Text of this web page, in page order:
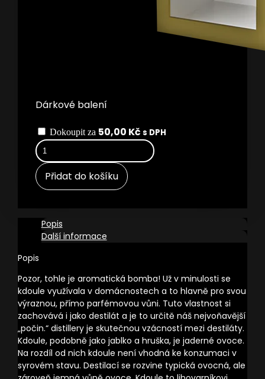
Dárkové balení
Dokoupit za 50,00 Kč s DPH
Grič
Dulovica
50%
,
0,5l
Přidat do košíku
Popis
Další informace
Popis
Pozor, tohle je aromatická bomba! Už v minulosti se
kdoule využívala v domácnostech a to hlavně pro svou
výraznou, přímo parfémovou vůni. Tuto vlastnost si
zachovává i jako destilát a je to určitě náš nejvoňavější
„počin.“ distillery je skutečnou vzácností mezi destiláty.
Kdoule, podobně jako jablko a hruška, je jaderné ovoce.
Na rozdíl od nich kdoule není vhodná ke konzumaci v
syrovém stavu. Destilací se rozvine typická ovocná, ale